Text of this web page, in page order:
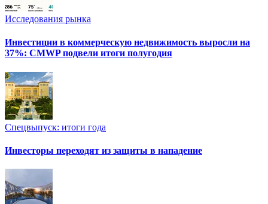
Исследования рынка
Инвестиции в коммерческую недвижимость выросли на
37%: CMWP подвели итоги полугодия
Спецвыпуск: итоги года
Инвесторы переходят из защиты в нападение